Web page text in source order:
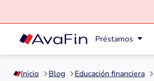
Saltar
contenido
Préstamos
Inicio Blog Educación financiera